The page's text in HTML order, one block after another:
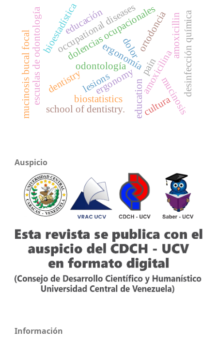
ergonomía
dolencias ocupacionales
dolor
odontología
ergonomy
occupational diseases
pain
dentistry
bioestadísticaeducación
escuelas de odontología biostatistics education
school of dentistry.
amoxicilina
amoxicillin
mucinosis
mucinosis bucal focal desinfección química
ortodoncia
lesions
cultura
Auspicio
Información